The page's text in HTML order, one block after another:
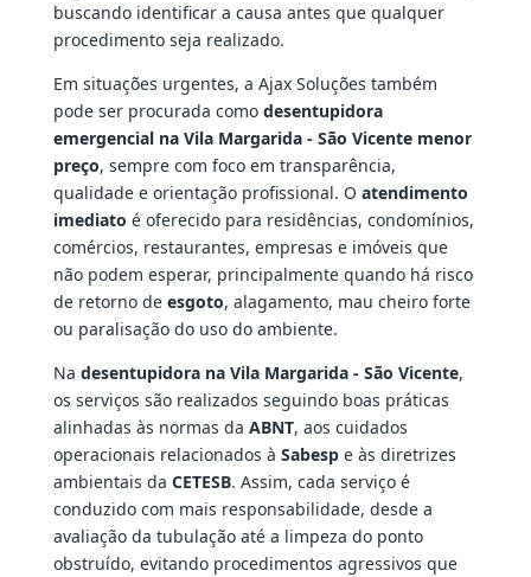
buscando identificar a causa antes que qualquer
procedimento seja realizado.
Em situações urgentes, a Ajax Soluções também
pode ser procurada como desentupidora
emergencial na Vila Margarida - São Vicente menor
preço, sempre com foco em transparência,
qualidade e orientação profissional. O atendimento
imediato é oferecido para residências, condomínios,
comércios, restaurantes, empresas e imóveis que
não podem esperar, principalmente quando há risco
de retorno de esgoto, alagamento, mau cheiro forte
ou paralisação do uso do ambiente.
Na desentupidora na Vila Margarida - São Vicente,
os serviços são realizados seguindo boas práticas
alinhadas às normas da ABNT, aos cuidados
operacionais relacionados à Sabespe às diretrizes
ambientais da CETESB. Assim, cada serviço é
conduzido com mais responsabilidade, desde a
avaliação da tubulação até a limpeza do ponto
obstruído, evitando procedimentos agressivos que